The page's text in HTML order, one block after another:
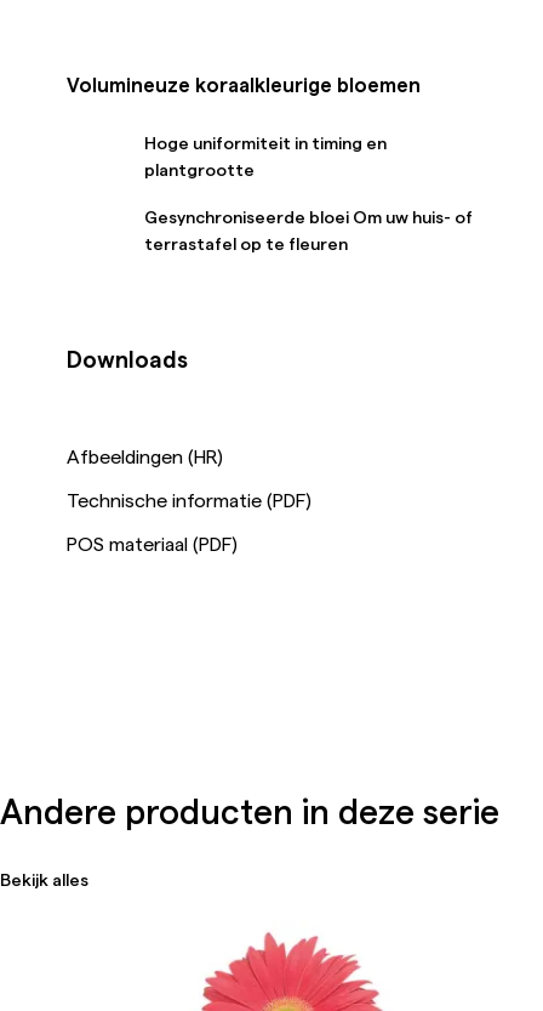
Volumineuze koraalkleurige bloemen
Hoge uniformiteit in timing en
plantgrootte
Gesynchroniseerde bloei Om uw huis- of
terrastafel op te fleuren
Downloads
Afbeeldingen (HR)
Technische informatie (PDF)
POS materiaal (PDF)
Andere producten in deze serie
Bekijk alles